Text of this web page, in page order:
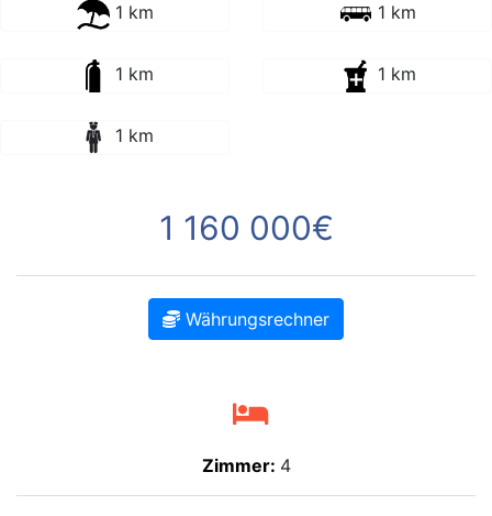
1 km 1 km
1 km 1 km
1 km
1 160 000€
Währungsrechner
Zimmer: 4